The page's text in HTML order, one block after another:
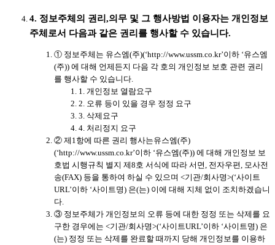
4. 정보주체의 권리,의무 및 그 행사방법 이용자는 개인정보
주체로서 다음과 같은 권리를 행사할 수 있습니다.
① 정보주체는 유스엠(주)(‘http://www.ussm.co.kr’이하 ‘유스엠
(주)) 에 대해 언제든지 다음 각 호의 개인정보 보호 관련 권리
를 행사할 수 있습니다.
1. 개인정보 열람요구
2. 오류 등이 있을 경우 정정 요구
3. 삭제요구
4. 처리정지 요구
② 제1항에 따른 권리 행사는유스엠(주)
(‘http://www.ussm.co.kr’이하 ‘유스엠(주)) 에 대해 개인정보 보
호법 시행규칙 별지 제8호 서식에 따라 서면, 전자우편, 모사전
송(FAX) 등을 통하여 하실 수 있으며 <기관/회사명>(‘사이트
URL’이하 ‘사이트명) 은(는) 이에 대해 지체 없이 조치하겠습니
다.
③ 정보주체가 개인정보의 오류 등에 대한 정정 또는 삭제를 요
구한 경우에는 <기관/회사명>(‘사이트URL’이하 ‘사이트명) 은
(는) 정정 또는 삭제를 완료할 때까지 당해 개인정보를 이용하